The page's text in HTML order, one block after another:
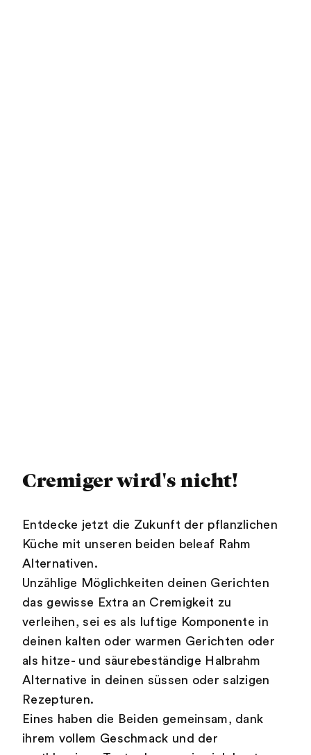
Cremiger wird's nicht!
Entdecke jetzt die Zukunft der pflanzlichen
Küche mit unseren beiden beleaf Rahm
Alternativen.
Unzählige Möglichkeiten deinen Gerichten
das gewisse Extra an Cremigkeit zu
verleihen, sei es als luftige Komponente in
deinen kalten oder warmen Gerichten oder
als hitze- und säurebeständige Halbrahm
Alternative in deinen süssen oder salzigen
Rezepturen.
Eines haben die Beiden gemeinsam, dank
ihrem vollem Geschmack und der